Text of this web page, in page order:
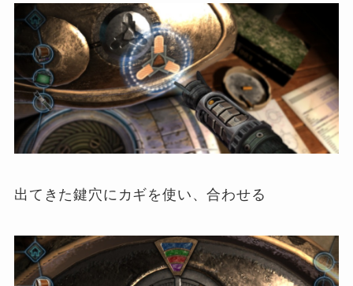
出てきた鍵穴にカギを使い、合わせる